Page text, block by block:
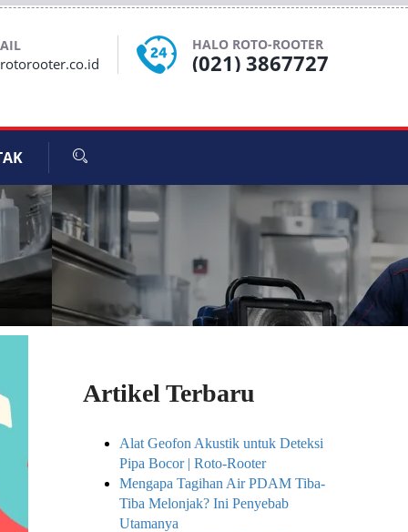
HALO ROTO-ROOTER
(021) 3867727
Artikel Terbaru
Alat Geofon Akustik untuk Deteksi
Pipa Bocor | Roto-Rooter
Mengapa Tagihan Air PDAM Tiba-
Tiba Melonjak? Ini Penyebab
Utamanya